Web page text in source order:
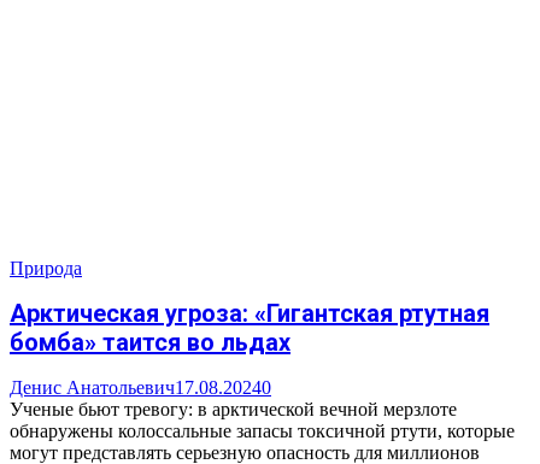
Природа
Арктическая угроза: «Гигантская ртутная
бомба» таится во льдах
Денис Анатольевич17.08.20240
Ученые бьют тревогу: в арктической вечной мерзлоте
обнаружены колоссальные запасы токсичной ртути, которые
могут представлять серьезную опасность для миллионов